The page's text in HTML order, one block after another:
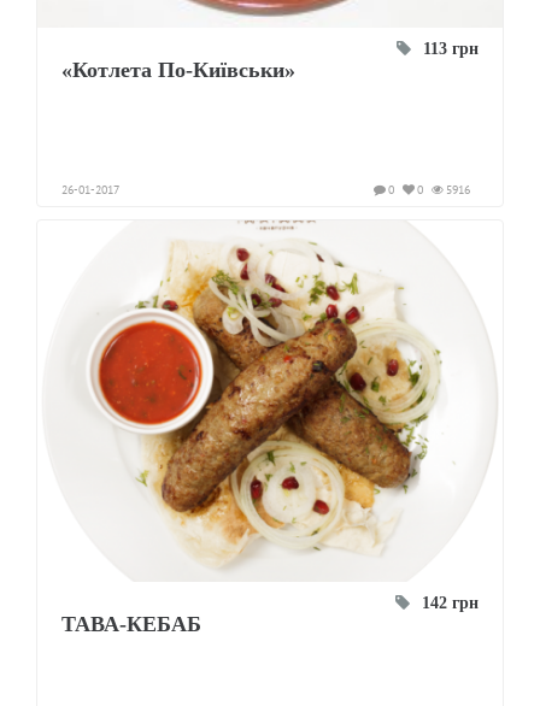
113 грн
«Котлета По-Київськи»
26-01-2017 5916
0
0
142 грн
ТАВА-КЕБАБ